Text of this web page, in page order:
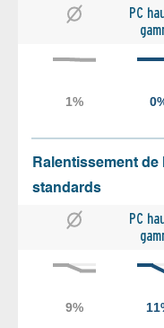
PC
Ralentissement
standards
PC